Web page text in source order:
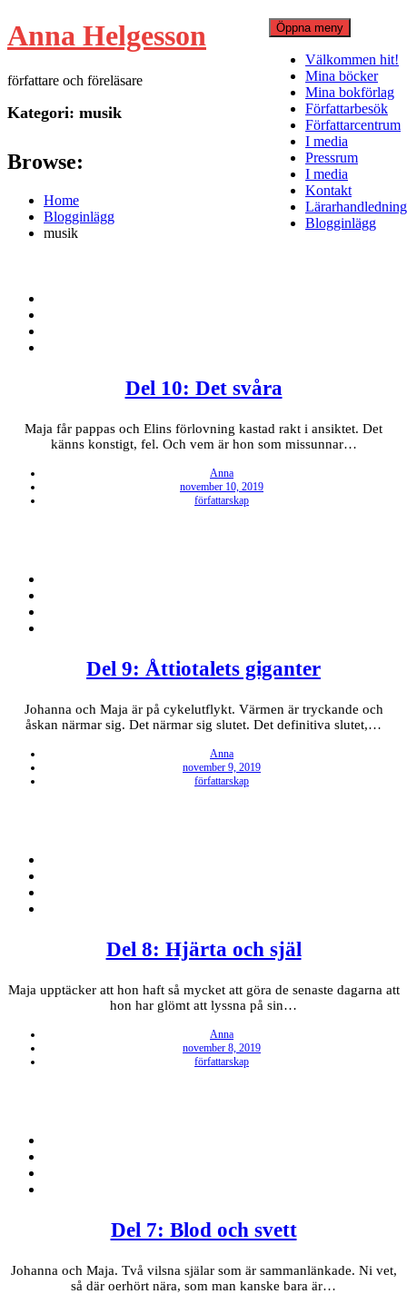
Hoppa
till
Anna Helgesson
författare och föreläsare
Öppna meny
Välkommen hit!
Mina böcker
Mina bokförlag
Författarbesök
Författarcentrum
I media
Pressrum
I media
Kontakt
Lärarhandledning
Blogginlägg
Kategori: musik
Browse:
Home
Blogginlägg
musik
Del 10: Det svåra
Maja får pappas och Elins förlovning kastad rakt i ansiktet. Det
känns konstigt, fel. Och vem är hon som missunnar…
Anna
Posted
november 10, 2019
författarskap
Del 9: Åttiotalets giganter
Johanna och Maja är på cykelutflykt. Värmen är tryckande och
åskan närmar sig. Det närmar sig slutet. Det definitiva slutet,…
Anna
Posted
november 9, 2019
författarskap
Del 8: Hjärta och själ
Maja upptäcker att hon haft så mycket att göra de senaste dagarna att
hon har glömt att lyssna på sin…
Anna
Posted
november 8, 2019
författarskap
Del 7: Blod och svett
Johanna och Maja. Två vilsna själar som är sammanlänkade. Ni vet,
så där oerhört nära, som man kanske bara är…